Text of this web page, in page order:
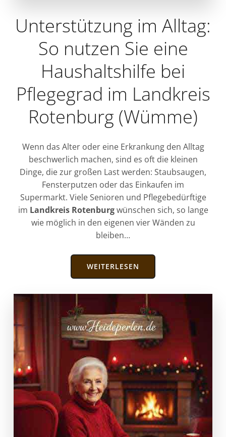
Unterstützung im Alltag:
So nutzen Sie eine
Haushaltshilfe bei
Pflegegrad im Landkreis
Rotenburg (Wümme)
Wenn das Alter oder eine Erkrankung den Alltag
beschwerlich machen, sind es oft die kleinen
Dinge, die zur großen Last werden: Staubsaugen,
Fensterputzen oder das Einkaufen im
Supermarkt. Viele Senioren und Pflegebedürftige
im Landkreis Rotenburgwünschen sich, so lange
wie möglich in den eigenen vier Wänden zu
bleiben…
WEITERLESEN